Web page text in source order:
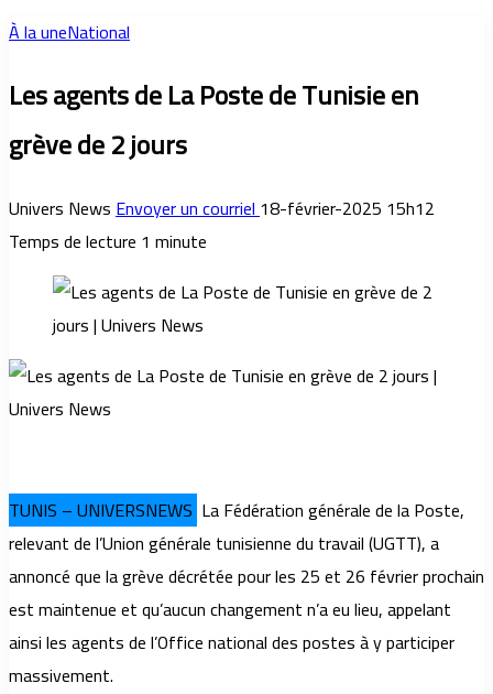
À la uneNational
Les agents de La Poste de Tunisie en
grève de 2 jours
Univers NewsEnvoyer un courriel18-février-2025 15h12
Temps de lecture 1 minute
TUNIS – UNIVERSNEWS La Fédération générale de la Poste,
relevant de l’Union générale tunisienne du travail (UGTT), a
annoncé que la grève décrétée pour les 25 et 26 février prochain
est maintenue et qu’aucun changement n’a eu lieu, appelant
ainsi les agents de l’Office national des postes à y participer
massivement.